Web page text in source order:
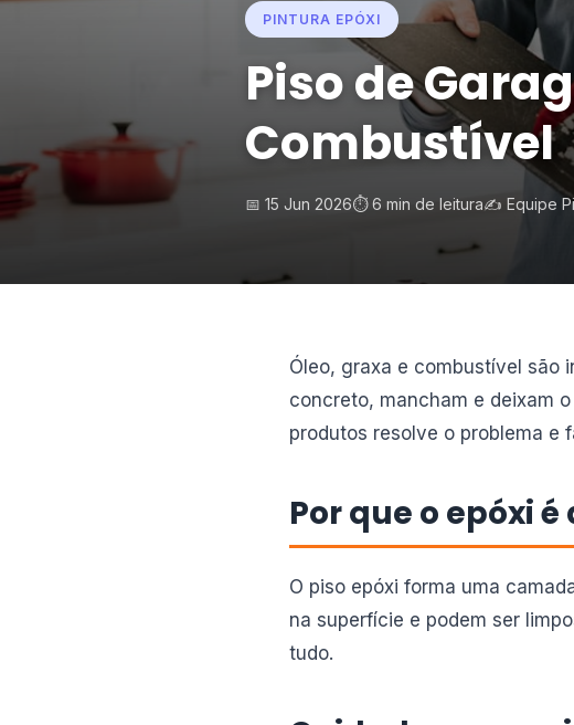
PINTURA EPÓXI
Piso de
Combustível
📅 15 Jun 2026⏱️ 6 min de leitura✍️ Equipe
Óleo, graxa e combustível são
concreto, mancham e deixam
produtos resolve o problema e
Por que o epóxi
O piso epóxi forma uma
na superfície e podem ser
tudo.